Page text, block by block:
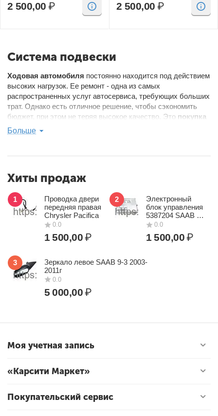
Система подвески
Ходовая автомобиля постоянно находится под действием
высоких нагрузок. Ее ремонт - одна из самых
распространенных услуг автосервиса, требующих больших
трат. Однако есть отличное решение, чтобы сэкономить
бюджет, при этом не теряя высокое качество. Это покупка
оригинальных б/у запчастей Chrysler Pacifica в
интернет-магазине Carcity.Market
рулевые рейки;
стабилизаторы;
ступицы.
Детали подвески Крайслер Пацифика
сняты с
полноценного авто. Мы сотрудничаем только с
зависимости от технического состояния оборудования.
На всеавтозапчасти
Больше
2 500,00 ₽ 2 500,00 ₽
Хиты продаж
1
Проводка двери
передняя правая
Chrysler Pacifica
0.0
1 500,00₽
2
Электронный
блок управления
5387204 SAAB 9-
5
1 500,00₽
3
Зеркало левое SAAB 9-3 2003-
2011г
5 000,00₽
Моя учетная запись
«Карсити Маркет»
Покупательский сервис